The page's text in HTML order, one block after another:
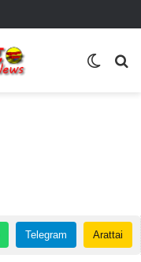
Switch
Telegram Arattai